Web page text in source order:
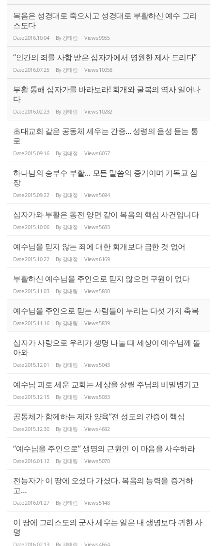
복음은 성경대로 죽으시고 성경대로 부활하신 예수 그리
스도다
Date2016.10.04 By 강태림 Views9955
“인간의 죄를 사함 받은 십자가에서 영원한 제사 드리다”
Date2016.07.25 By 강태림 Views10058
부활 통해 십자가를 바라보라! 회개와 굴복의 역사 일어나
다
Date2016.02.23 By 강태림 Views10282
초대교회 같은 공동체 세우는 간증... 성령의 음성 듣는 통
로
Date2015.09.16 By 강태정 Views6057
하나님의 승부수 부활… 모든 말씀의 증거이며 기독교 심
장
Date2015.09.22 By 강태정 Views5694
십자가와 부활은 동전 양면 같이 복음의 핵심 사건입니다
Date2015.10.06 By 강태정 Views5683
예수님을 믿지 않는 죄에 대한 회개보다 급한 것 없어
Date2015.10.22 By 강태정 Views6169
부활하신 예수님을 주인으로 믿지 않으면 구원이 없다
Date2015.11.03 By 강태림 Views5800
예수님을 주인으로 믿는 사람들이 누리는 다섯 가지 축복
Date2015.11.16 By 강태림 Views5839
십자가 사랑으로 우리가 생명 나눌 때 세상이 예수님께 돌
아와
Date2015.12.01 By 강태림 Views5043
예수님 피로 세운 교회는 세상을 살릴 주님의 비밀병기고
Date2015.12.15 By 강태림 Views5033
공동체가 함께하는 제자 양육”전 성도의 간증이 핵심
Date2015.12.30 By 강태림 Views4682
“예수님을 주인으로” 생명의 근원인 이 마음을 사수하라
Date2016.01.12 By 강태림 Views5070
전능자가 이 땅에 오셨다 가셨다. 복음의 능력을 증거하
고…
Date2016.01.27 By 강태림 Views5148
이 땅에 그리스도의 군사 세우는 일은 내 생명보다 귀한 사
명
Date2016.02.13 By 강태림 Views4664